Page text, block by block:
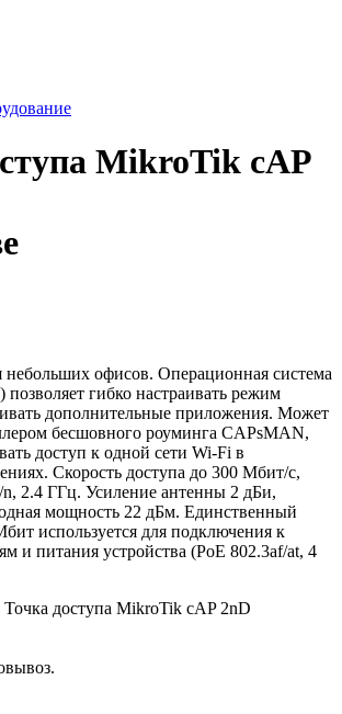
MikroTik cAP
небольших офисов. Операционная система
позволяет гибко настраивать режим
дополнительные приложения. Может
бесшовного роуминга CAPsMAN,
доступ к одной сети Wi-Fi в
Скорость доступа до 300 Мбит/с,
n, 2.4 ГГц. Усиление антенны 2 дБи,
мощность 22 дБм. Единственный
используется для подключения к
и питания устройства (PoE 802.3af/at, 4
доступа MikroTik cAP 2nD